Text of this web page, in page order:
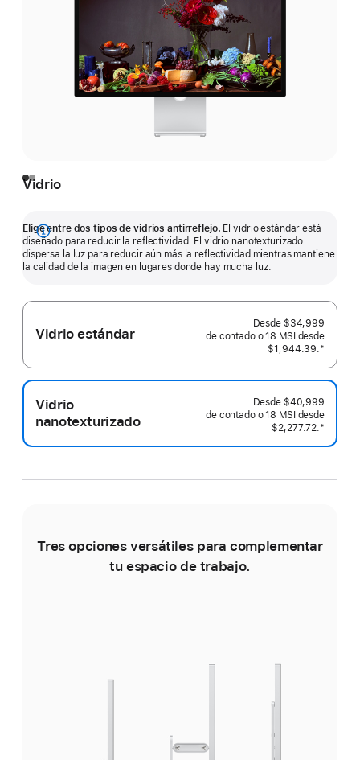
Vidrio
Elige entre dos tipos de vidrios antirreflejo. El vidrio estándar está
diseñado para reducir la reflectividad. El vidrio nanotexturizado
dispersa la luz para reducir aún más la reflectividad mientras mantiene
la calidad de la imagen en lugares donde hay mucha luz.
Mostrar
más
Vidrio estándar
Desde $34,999
de contado o
$1,944.39. Nota al
*
Vidrio
nanotexturizado
Desde $40,999
de contado o
$2,277.72. Nota al
*
Tres opciones versátiles para complementar
tu espacio de trabajo.